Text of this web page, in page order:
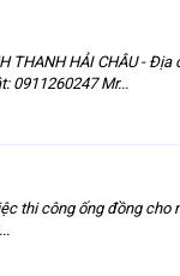
HẢI CHÂU -
0911260247 Mr...
thi công ống đồng